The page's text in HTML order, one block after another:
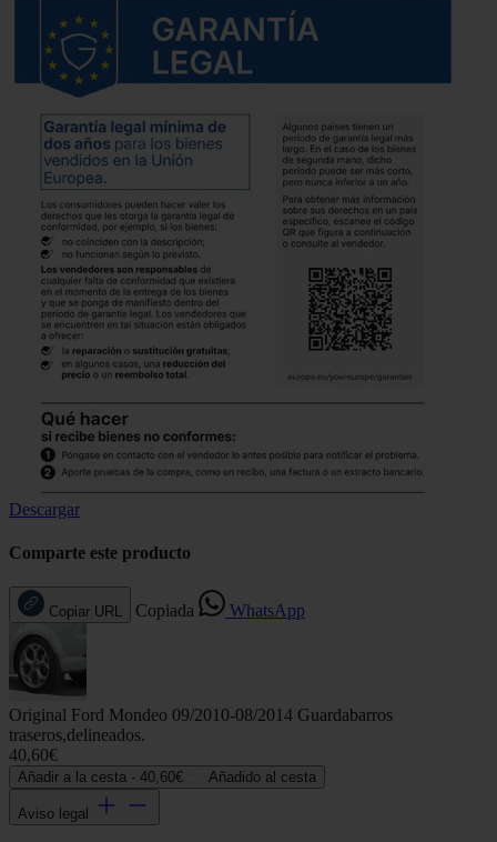
Descargar
Comparte este producto
Copiar URL Copiada WhatsApp
Original Ford Mondeo 09/2010-08/2014 Guardabarros
traseros,delineados.
40,60€
Añadir a la cesta - 40,60€ Añadido al cesta
Aviso legal